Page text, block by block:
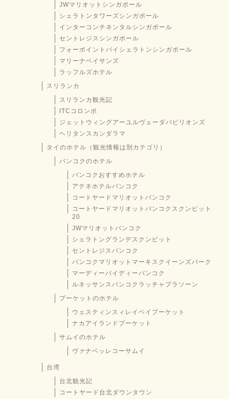
JWマリオットシンガポール
シェラトンタワーズシンガポール
インターコンチネンタルシンガポール
セントレジスシンガポール
フォーポイントバイシェラトンシンガポール
マリーナベイサンズ
ラッフルズホテル
スリランカ
スリランカ観光記
ITCコロンボ
ジェットウィングアーユルヴェーダパビリオンズ
ヘリタンスカンダラマ
タイのホテル（観光情報は別カテゴリ）
バンコクのホテル
バンコクおすすめホテル
アテネホテルバンコク
コートヤードマリオットバンコク
コートヤードマリオットバンコクスクンビット
20
JWマリオットバンコク
シェラトングランデスクンビット
セントレジスバンコク
バンコクマリオットマーキスクイーンズパーク
マーディーパイディーバンコク
ルネッサンスバンコクラッチャプラソーン
プーケットのホテル
ウェスティンスィレイベイプーケット
ナカアイランドプーケット
サムイのホテル
ヴァナベッレコーサムイ
台湾
台北観光記
コートヤード台北ダウンタウン